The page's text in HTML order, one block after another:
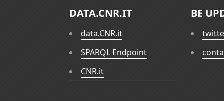
DATA.CNR.IT
data.CNR.it
SPARQL Endpoint
CNR.it
BE